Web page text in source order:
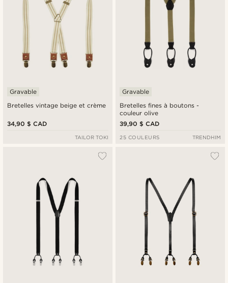
Bretelles vintage beige et crème
Gravable
34,90 $ CAD
TAILOR TOKI
Bretelles fines à boutons -
couleur olive
Gravable
39,90 $ CAD
25 COULEURS TRENDHIM